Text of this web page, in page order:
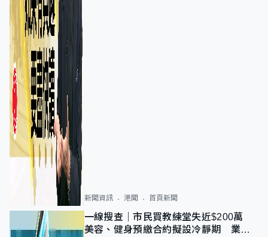
新聞資訊 港聞 首頁新聞
一線搜查｜市民買教練堂失近$200萬
美容、健身預繳合約擬設冷靜期 業界